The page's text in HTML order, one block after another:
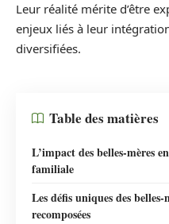
Leur réalité mérite d’être
enjeux liés à leur
diversifiées.
Table des matières
L’impact des belles-mères
familiale
Les défis uniques des
recomposées